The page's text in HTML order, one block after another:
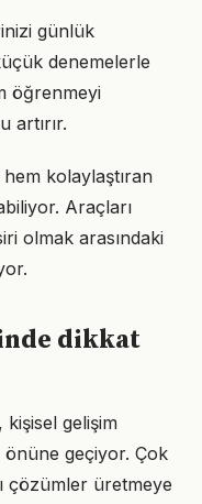
günlük
denemelerle
öğrenmeyi
artırır.
kolaylaştıran
Araçları
olmak arasındaki
dikkat
kişisel gelişim
önüne geçiyor. Çok
çözümler üretmeye